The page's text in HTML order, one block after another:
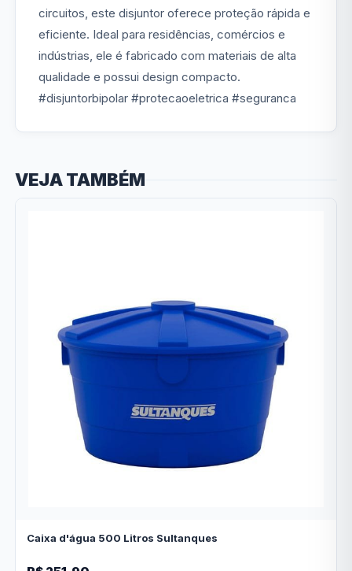
circuitos, este disjuntor oferece proteção rápida e
eficiente. Ideal para residências, comércios e
indústrias, ele é fabricado com materiais de alta
qualidade e possui design compacto.
#disjuntorbipolar #protecaoeletrica #seguranca
VEJA TAMBÉM
Caixa d'água 500 Litros Sultanques